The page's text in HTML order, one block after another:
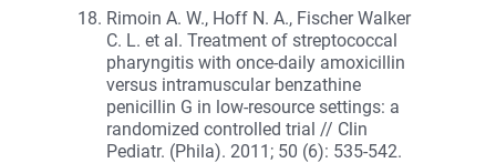
Rimoin A. W., Hoff N. A., Fischer Walker
C. L. et al. Treatment of streptococcal
pharyngitis with once-daily amoxicillin
versus intramuscular benzathine
penicillin G in low-resource settings: a
randomized controlled trial // Clin
Pediatr. (Phila). 2011; 50 (6): 535-542.